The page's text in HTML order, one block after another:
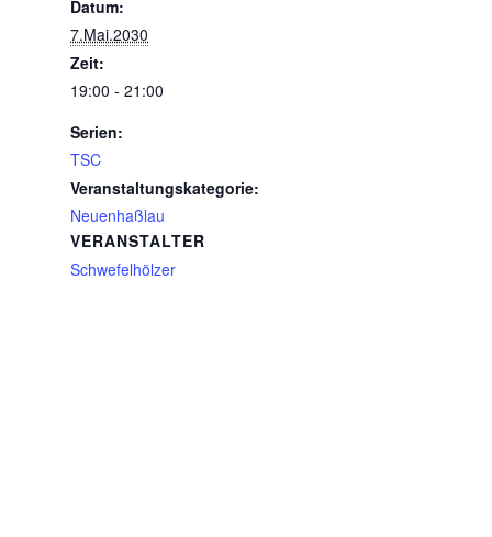
Datum:
7.Mai.2030
Zeit:
19:00 - 21:00
Serien:
TSC
Veranstaltungskategorie:
Neuenhaßlau
VERANSTALTER
Schwefelhölzer